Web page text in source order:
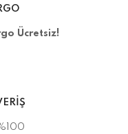
Ücretsiz!